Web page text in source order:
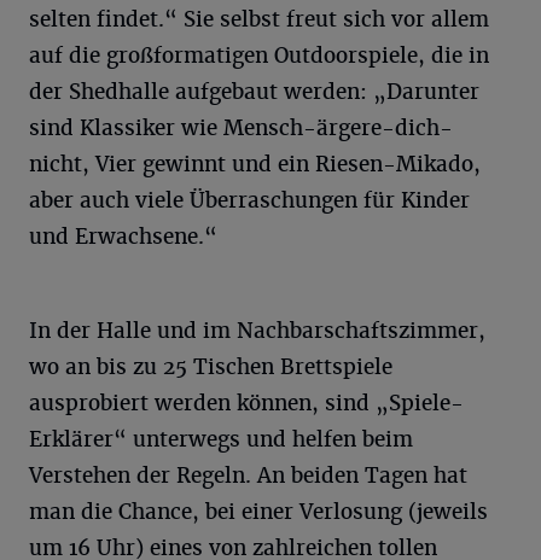
selten findet.“ Sie selbst freut sich vor allem
auf die großformatigen Outdoorspiele, die in
der Shedhalle aufgebaut werden: „Darunter
sind Klassiker wie Mensch-ärgere-dich-
nicht, Vier gewinnt und ein Riesen-Mikado,
aber auch viele Überraschungen für Kinder
und Erwachsene.“
In der Halle und im Nachbarschaftszimmer,
wo an bis zu 25 Tischen Brettspiele
ausprobiert werden können, sind „Spiele-
Erklärer“ unterwegs und helfen beim
Verstehen der Regeln. An beiden Tagen hat
man die Chance, bei einer Verlosung (jeweils
um 16 Uhr) eines von zahlreichen tollen